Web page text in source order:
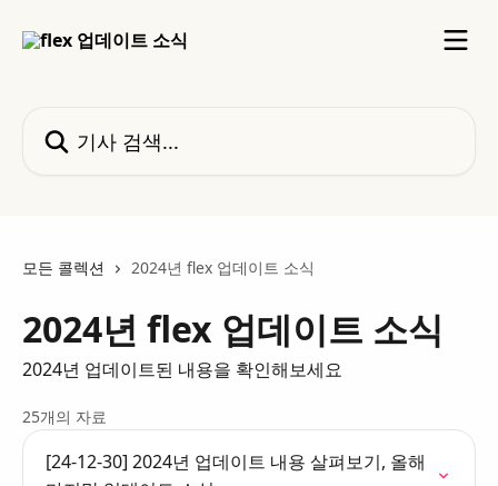
모든 콜렉션 2024년 flex 업데이트 소식
2024년 flex 업데이트 소식
2024년 업데이트된 내용을 확인해보세요
25개의 자료
[24-12-30] 2024년 업데이트 내용 살펴보기, 올해